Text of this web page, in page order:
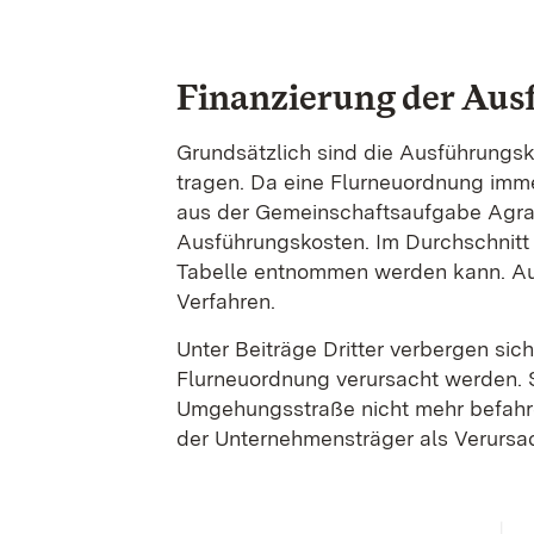
Finanzierung der
Grundsätzlich sind die
tragen. Da eine Flurneuordnung
aus der Gemeinschaftsaufgabe
Ausführungskosten. Im
Tabelle entnommen werden kann.
Verfahren.
Unter Beiträge Dritter verbergen
Flurneuordnung verursacht
Umgehungsstraße nicht mehr
der Unternehmensträger als